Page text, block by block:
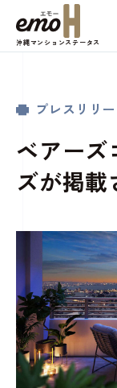
沖縄マンションステータス
プレスリリ
ベアーズ
ズが掲載